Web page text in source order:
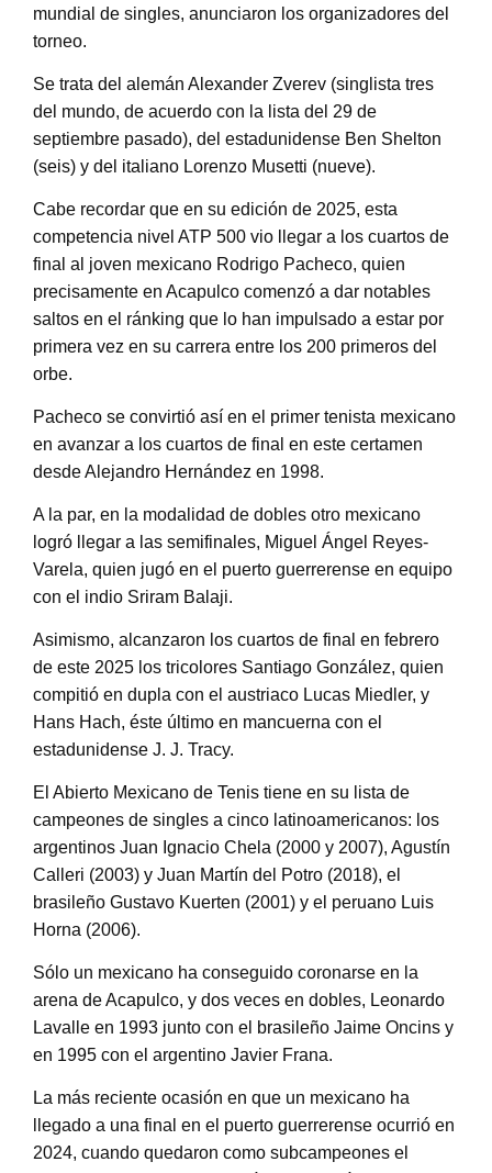
mundial de singles, anunciaron los organizadores del
torneo.
Se trata del alemán Alexander Zverev (singlista tres
del mundo, de acuerdo con la lista del 29 de
septiembre pasado), del estadunidense Ben Shelton
(seis) y del italiano Lorenzo Musetti (nueve).
Cabe recordar que en su edición de 2025, esta
competencia nivel ATP 500 vio llegar a los cuartos de
final al joven mexicano Rodrigo Pacheco, quien
precisamente en Acapulco comenzó a dar notables
saltos en el ránking que lo han impulsado a estar por
primera vez en su carrera entre los 200 primeros del
orbe.
Pacheco se convirtió así en el primer tenista mexicano
en avanzar a los cuartos de final en este certamen
desde Alejandro Hernández en 1998.
A la par, en la modalidad de dobles otro mexicano
logró llegar a las semifinales, Miguel Ángel Reyes-
Varela, quien jugó en el puerto guerrerense en equipo
con el indio Sriram Balaji.
Asimismo, alcanzaron los cuartos de final en febrero
de este 2025 los tricolores Santiago González, quien
compitió en dupla con el austriaco Lucas Miedler, y
Hans Hach, éste último en mancuerna con el
estadunidense J. J. Tracy.
El Abierto Mexicano de Tenis tiene en su lista de
campeones de singles a cinco latinoamericanos: los
argentinos Juan Ignacio Chela (2000 y 2007), Agustín
Calleri (2003) y Juan Martín del Potro (2018), el
brasileño Gustavo Kuerten (2001) y el peruano Luis
Horna (2006).
Sólo un mexicano ha conseguido coronarse en la
arena de Acapulco, y dos veces en dobles, Leonardo
Lavalle en 1993 junto con el brasileño Jaime Oncins y
en 1995 con el argentino Javier Frana.
La más reciente ocasión en que un mexicano ha
llegado a una final en el puerto guerrerense ocurrió en
2024, cuando quedaron como subcampeones el